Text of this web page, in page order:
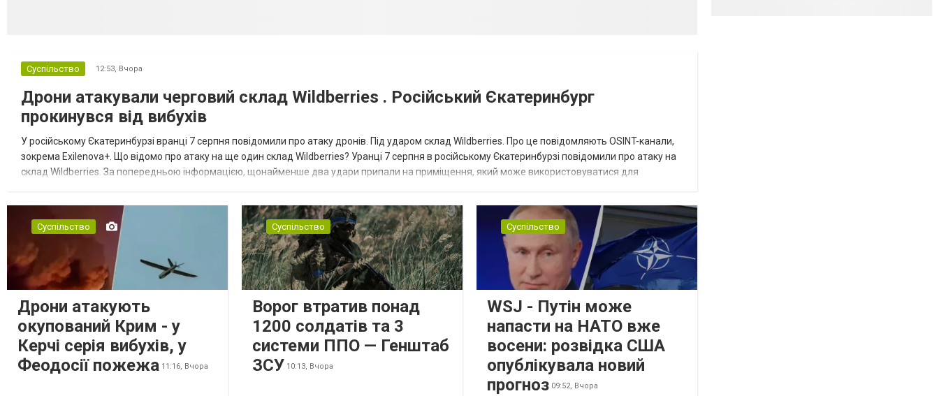
Суспільство 12:53, Вчора
Дрони атакували черговий склад Wildberries . Російський Єкатеринбург
прокинувся від вибухів
У російському Єкатеринбурзі вранці 7 серпня повідомили про атаку дронів. Під ударом склад Wildberries. Про це повідомляють OSINT-канали,
зокрема Exilenova+. Що відомо про атаку на ще один склад Wildberries? Уранці 7 серпня в російському Єкатеринбурзі повідомили про атаку на
склад Wildberries. За попередньою інформацією, щонайменше два удари припали на приміщення, який може використовуватися для
Суспільство
Дрони атакують
окупований Крим - у
Керчі серія вибухів, у
Феодосії пожежа 11:16, Вчора
Суспільство
Ворог втратив понад
1200 солдатів та 3
системи ППО — Генштаб
ЗСУ 10:13, Вчора
Суспільство
WSJ - Путін може
напасти на НАТО вже
восени: розвідка США
опублікувала новий
прогноз 09:52, Вчора